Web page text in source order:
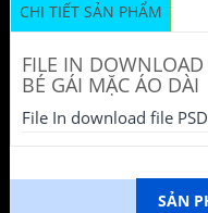
CHI TIẾT SẢN PHẨM
FILE IN
BÉ GÁI MẶC ÁO DÀI
File In download file
SẢN